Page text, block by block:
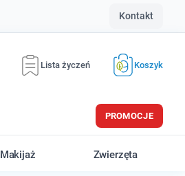
Kontakt
Lista życzeń Koszyk
PROMOCJE
Makijaż Zwierzęta